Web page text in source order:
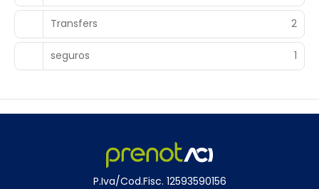
Transfers 2
seguros 1
P.Iva/Cod.Fisc. 12593590156